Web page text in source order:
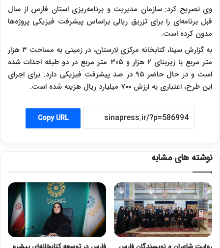
وی تصریح کرد: سازمان مدیریت و برنامه‌ریزی استان فارس از سال
قبل برنامه‌ای را برای تزریق ریالی براساس پیشرفت فیزیکی پروژه‌ها
مدون کرده است.
به گزارش سینا، کتابخانه مرکزی لارستان، در زمینی به مساحت ۳ هزار
متر مربع با زیربنای ۲ هزار و ۳۰۵ متر مربع در دو طبقه احداث شده
است و در حال حاضر ۹۵ در صد پیشرفت فیزیکی دارد. برای اجرای
این طرح، اعتباری به ارزش ۷۰۰ میلیارد ریال هزینه شده است.
Copy URL
نوشته های مشابه